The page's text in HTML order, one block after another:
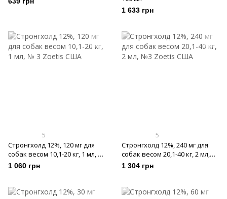
1 633 грн
5
Стронгхолд 12%, 120 мг для
собак весом 10,1-20 кг, 1 мл, №
3
1 060 грн
5
Стронгхолд 12%, 240 мг для
собак весом 20,1-40 кг, 2 мл,
№3
1 304 грн